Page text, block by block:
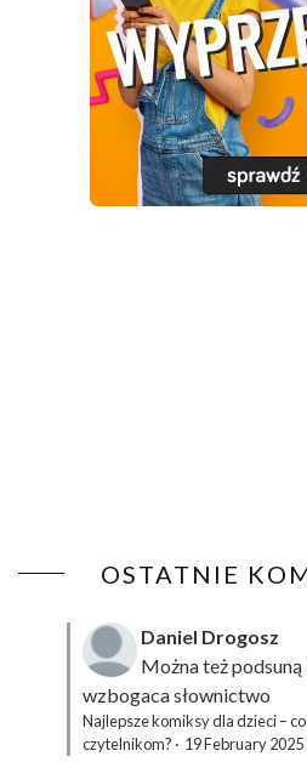
OSTATNIE
Daniel Drogosz
Można też podsuną
wzbogaca słownictwo
Najlepsze komiksy dla dzieci –
czytelnikom? · 19 February 2025